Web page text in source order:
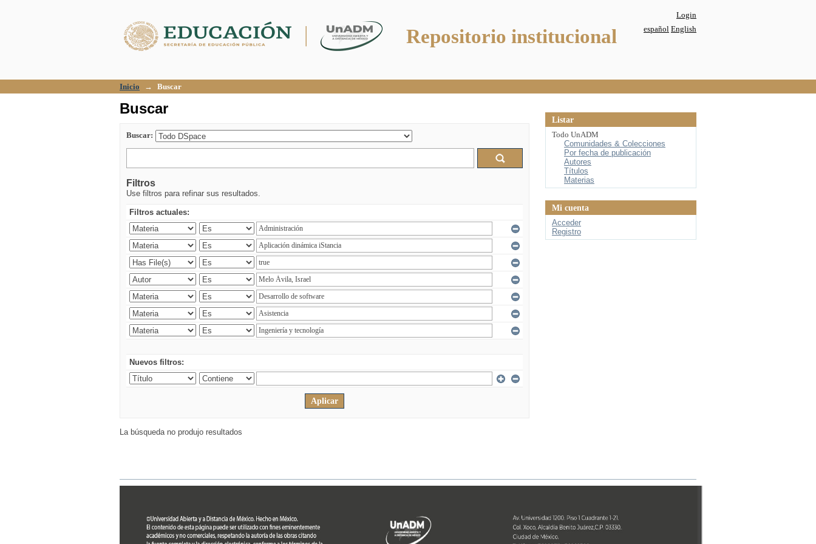
Repositorio institucional
Login
español English
Inicio → Buscar
Buscar
Buscar:
Filtros
Use filtros para refinar sus resultados.
Filtros actuales:
Nuevos filtros:
La búsqueda no produjo resultados
Listar
Todo UnADM
Comunidades & Colecciones
Por fecha de publicación
Autores
Títulos
Materias
Mi cuenta
Acceder
Registro